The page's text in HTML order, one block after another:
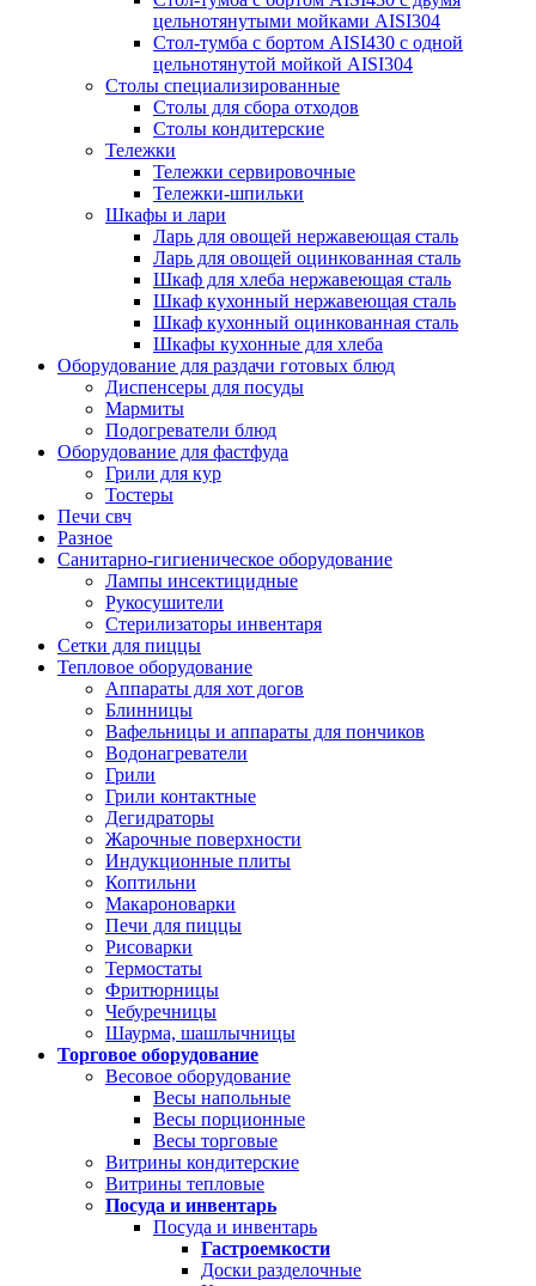
цельнотянутыми мойками AISI304
Стол-тумба с бортом AISI430 с одной
цельнотянутой мойкой AISI304
Столы специализированные
Столы для сбора отходов
Столы кондитерские
Тележки
Тележки сервировочные
Тележки-шпильки
Шкафы и лари
Ларь для овощей нержавеющая сталь
Ларь для овощей оцинкованная сталь
Шкаф для хлеба нержавеющая сталь
Шкаф кухонный нержавеющая сталь
Шкаф кухонный оцинкованная сталь
Шкафы кухонные для хлеба
Оборудование для раздачи готовых блюд
Диспенсеры для посуды
Мармиты
Подогреватели блюд
Оборудование для фастфуда
Грили для кур
Тостеры
Печи свч
Разное
Санитарно-гигиеническое оборудование
Лампы инсектицидные
Рукосушители
Стерилизаторы инвентаря
Сетки для пиццы
Тепловое оборудование
Аппараты для хот догов
Блинницы
Вафельницы и аппараты для пончиков
Водонагреватели
Грили
Грили контактные
Дегидраторы
Жарочные поверхности
Индукционные плиты
Коптильни
Макароноварки
Печи для пиццы
Рисоварки
Термостаты
Фритюрницы
Чебуречницы
Шаурма, шашлычницы
Торговое оборудование
Весовое оборудование
Весы напольные
Весы порционные
Весы торговые
Витрины кондитерские
Витрины тепловые
Посуда и инвентарь
Посуда и инвентарь
Гастроемкости
Доски разделочные